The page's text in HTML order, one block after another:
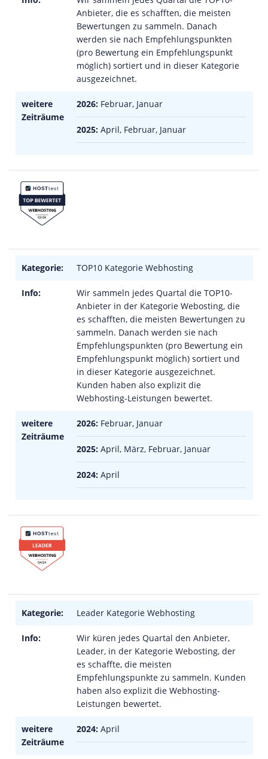
Anbieter, die es schafften, die meisten
Bewertungen zu sammeln. Danach
werden sie nach Empfehlungspunkten
(pro Bewertung ein Empfehlungspunkt
möglich) sortiert und in dieser Kategorie
ausgezeichnet.
weitere
Zeiträume
2026: Februar, Januar
2025: April, Februar, Januar
Kategorie: TOP10 Kategorie Webhosting
Info:
Wir sammeln jedes Quartal die TOP10-
Anbieter in der Kategorie Webosting, die
es schafften, die meisten Bewertungen zu
sammeln. Danach werden sie nach
Empfehlungspunkten (pro Bewertung ein
Empfehlungspunkt möglich) sortiert und
in dieser Kategorie ausgezeichnet.
Kunden haben also explizit die
Webhosting-Leistungen bewertet.
weitere
Zeiträume
2026: Februar, Januar
2025: April, März, Februar, Januar
2024: April
Kategorie: Leader Kategorie Webhosting
Info:
Wir küren jedes Quartal den Anbieter,
Leader, in der Kategorie Webosting, der
es schaffte, die meisten
Empfehlungspunkte zu sammeln. Kunden
haben also explizit die Webhosting-
Leistungen bewertet.
weitere
Zeiträume
2024: April